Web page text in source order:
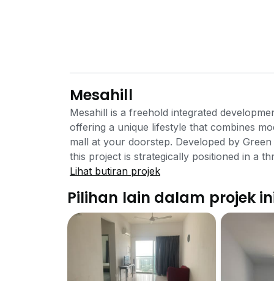
Mesahill
Mesahill is a freehold integrated
offering a unique lifestyle that combines
mall at your doorstep. Developed by
this project is strategically positioned in a
for students, families, and investors.
consists of three 25-storey towers built
apartments. The residential units feature
spacious 850 sq ft, catering to various
include studio, 2-bedroom, and 3-
650 sq ft (2 Bedrooms, 1 Bathroom) 850
Mesahill is its direct connection to
Lihat butiran projek
Pilihan lain dalam projek